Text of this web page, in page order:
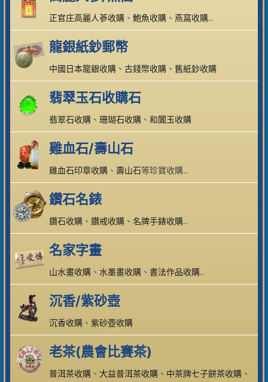
正官庄高麗人蔘收購 、 鮑魚收購 、 燕窩收購..
龍銀紙鈔郵幣
中國日本龍銀收購 、 古錢幣收購 、 舊紙鈔收購
翡翠玉石收購石
翡翠石收購 、 珊瑚石收購 、 和闐玉收購
雞血石/壽山石
雞血石印章收購 、 壽山石等珍寶收購..
鑽石名錶
鑽石收購 、 鑽戒收購 、 名牌手錶收購..
名家字畫
山水畫收購 、 水墨畫收購 、 書法作品收購..
沉香/紫砂壺
沉香收購 、 紫砂壺收購
老茶(農會比賽茶)
普洱茶收購 、 大益普洱茶收購 、 中茶牌七子餅茶收購 、